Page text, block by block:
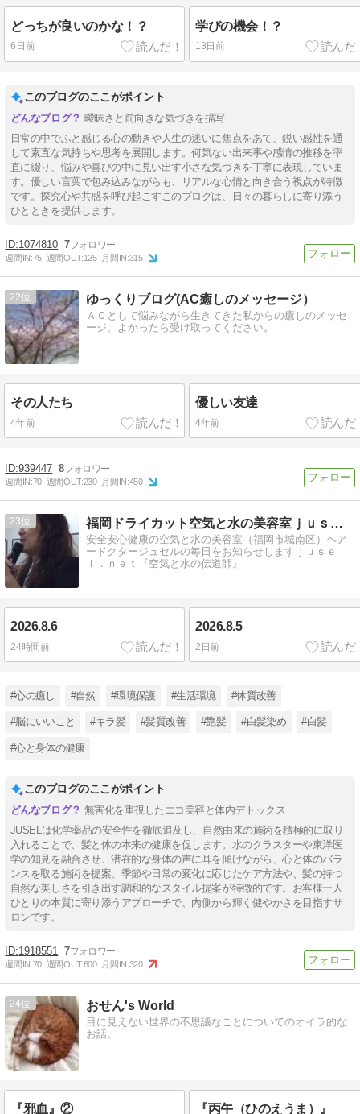
どっちが良いのかな！？
6日前
学びの機会！？
13日前
このブログのここがポイント
曖昧さと前向きな気づきを描写
日常の中でふと感じる心の動きや人生の迷いに焦点をあて、鋭い感性を通
して素直な気持ちや思考を展開します。何気ない出来事や感情の推移を率
直に綴り、悩みや喜びの中に見い出す小さな気づきを丁寧に表現していま
す。優しい言葉で包み込みながらも、リアルな心情と向き合う視点が特徴
です。探究心や共感を呼び起こすこのブログは、日々の暮らしに寄り添う
ひとときを提供します。
1074810 7
週間IN:75 週間OUT:125 月間IN:315
22 ゆっくりブログ(AC癒しのメッセージ）
ＡＣとして悩みながら生きてきた私からの癒しのメッセ
ージ。よかったら受け取ってください。
その人たち
4年前
優しい友達
4年前
939447 8
週間IN:70 週間OUT:230 月間IN:450
23 福岡ドライカット空気と水の美容室ｊｕｓｅｌひと言日記
安全安心健康の空気と水の美容室（福岡市城南区）ヘア
ードクタージュセルの毎日をお知らせしますｊｕｓｅ
ｌ．ｎｅｔ『空気と水の伝道師』
2026.8.6
24時間前
2026.8.5
2日前
#心の癒し #自然 #環境保護 #生活環境 #体質改善
#脳にいいこと #キラ髪 #髪質改善 #艶髪 #白髪染め #白髪
#心と身体の健康
このブログのここがポイント
無害化を重視したエコ美容と体内デトックス
JUSELは化学薬品の安全性を徹底追及し、自然由来の施術を積極的に取り
入れることで、髪と体の本来の健康を促します。水のクラスターや東洋医
学の知見を融合させ、潜在的な身体の声に耳を傾けながら、心と体のバラ
ンスを取る施術を提案。季節や日常の変化に応じたケア方法や、髪の持つ
自然な美しさを引き出す調和的なスタイル提案が特徴的です。お客様一人
ひとりの本質に寄り添うアプローチで、内側から輝く健やかさを目指すサ
ロンです。
1918551 7
週間IN:70 週間OUT:600 月間IN:320
24 おせん's World
目に見えない世界の不思議なことについてのオイラ的な
お話。
『邪血』② 『丙午（ひのえうま）』